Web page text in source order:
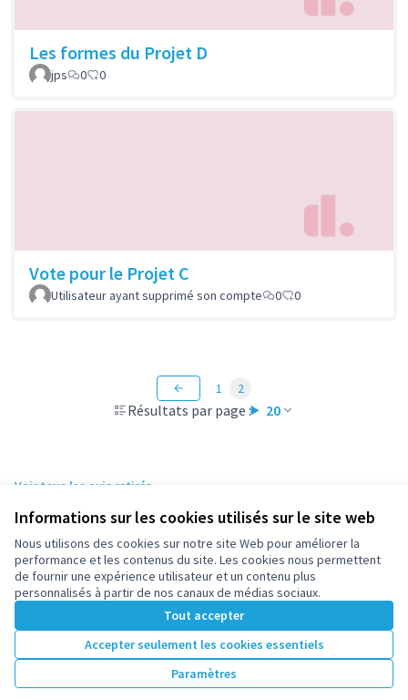
Informations sur les cookies utilisés sur le site web
Nous utilisons des cookies sur notre site Web pour améliorer la
performance et les contenus du site. Les cookies nous permettent
de fournir une expérience utilisateur et un contenu plus
personnalisés à partir de nos canaux de médias sociaux.
Tout accepter
Accepter seulement les cookies essentiels
Paramètres
Les formes du Projet D
jps 0 0
Vote pour le Projet C
Utilisateur ayant supprimé son compte 0 0
Résultats par page : 20
1 2
Voir tous les avis retirés
Conditions d'utilisation
Paramètres des cookies
participez.nanterre.fr sur X
(Lien externe)
participez.nanterre.fr sur Facebook
participez.nanterre.fr sur Instagram
participez.nanterre.fr sur YouTube
(Lien externe)
participez.nanterre.fr sur GitHub
(Lien externe)
Site réalisé grâce aulogiciel libre Decidim .
Licence
(Lien